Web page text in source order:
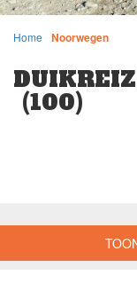
Home Noorwegen
(100)